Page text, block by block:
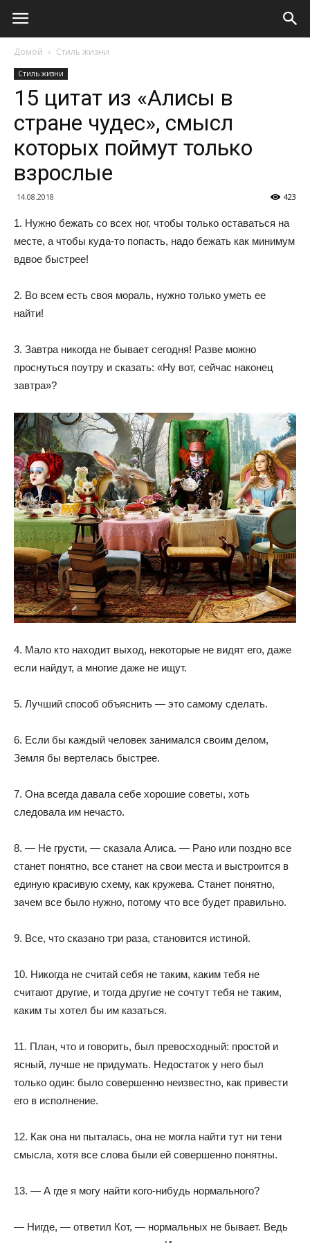
Домой Стиль жизни
Стиль жизни
15 цитат из «Алисы в
стране чудес», смысл
которых поймут только
взрослые
14.08.2018 423
1. Нужно бежать со всех ног, чтобы только оставаться на
месте, а чтобы куда-то попасть, надо бежать как минимум
вдвое быстрее!
2. Во всем есть своя мораль, нужно только уметь ее
найти!
3. Завтра никогда не бывает сегодня! Разве можно
проснуться поутру и сказать: «Ну вот, сейчас наконец
завтра»?
4. Мало кто находит выход, некоторые не видят его, даже
если найдут, а многие даже не ищут.
5. Лучший способ объяснить — это самому сделать.
6. Если бы каждый человек занимался своим делом,
Земля бы вертелась быстрее.
7. Она всегда давала себе хорошие советы, хоть
следовала им нечасто.
8. — Не грусти, — сказала Алисa. — Рано или поздно все
станет понятно, все станет на свои места и выстроится в
единую красивую схему, как кружева. Станет понятно,
зачем все было нужно, потому что все будет правильно.
9. Все, что сказано три раза, становится истиной.
10. Никогда не считай себя не таким, каким тебя не
считают другие, и тогда другие не сочтут тебя не таким,
каким ты хотел бы им казаться.
11. План, что и говорить, был превосходный: простой и
ясный, лучше не придумать. Недостаток у него был
только один: было совершенно неизвестно, как привести
его в исполнение.
12. Как она ни пыталась, она не могла найти тут ни тени
смысла, хотя все слова были ей совершенно понятны.
13. — А где я могу найти кого-нибудь нормального?
— Нигде, — ответил Кот, — нормальных не бывает. Ведь